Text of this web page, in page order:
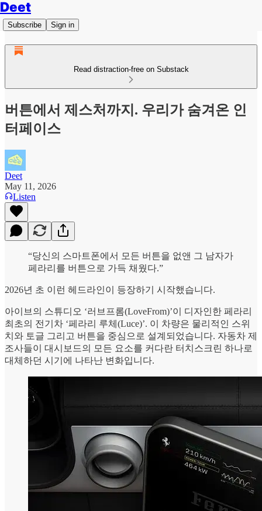
Deet
Subscribe Sign in
Read distraction-free on Substack
버튼에서 제스처까지. 우리가 숨겨온 인
터페이스
Deet
May 11, 2026
Listen
“당신의 스마트폰에서 모든 버튼을 없앤 그 남자가
페라리를 버튼으로 가득 채웠다.”
2026년 초 이런 헤드라인이 등장하기 시작했습니다.
아이브의 스튜디오 ‘러브프롬(LoveFrom)’이 디자인한 페라리
최초의 전기차 ‘페라리 루체(Luce)’. 이 차량은 물리적인 스위
치와 토글 그리고 버튼을 중심으로 설계되었습니다. 자동차 제
조사들이 대시보드의 모든 요소를 커다란 터치스크린 하나로
대체하던 시기에 나타난 변화입니다.